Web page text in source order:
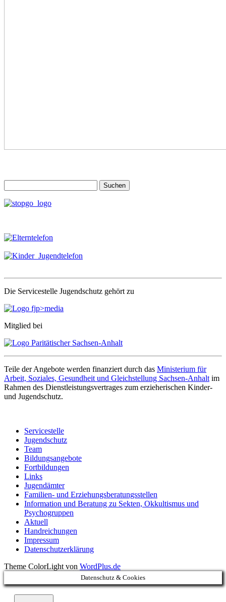
nach:
Die Servicestelle Jugendschutz gehört zu
Mitglied bei
Teile der Angebote werden finanziert durch das Ministerium für
Arbeit, Soziales, Gesundheit und Gleichstellung Sachsen-Anhalt im
Rahmen des Dienstleistungsvertrages zum erzieherischen Kinder-
und Jugendschutz.
Servicestelle
Jugendschutz
Team
Bildungsangebote
Fortbildungen
Links
Jugendämter
Familien- und Erziehungsberatungsstellen
Information und Beratung zu Sekten, Okkultismus und
Psychogruppen
Aktuell
Handreichungen
Impressum
Datenschutzerklärung
Theme ColorLight von WordPlus.de
Datenschutz & Cookies